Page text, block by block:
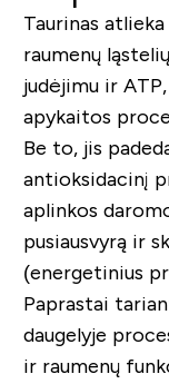
Taurinas
raumenų
judėjimu ir
apykaitos
Be to, jis
antioksidacinį
aplinkos
pusiausvyrą ir
(energetinius
Paprastai
daugelyje
ir raumenų